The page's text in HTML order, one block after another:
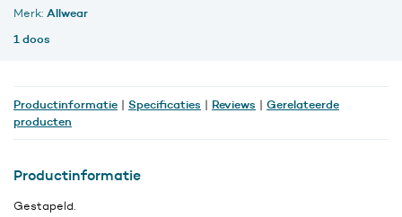
Blauw,
maat,
aantal
Merk: Allwear
1 doos
Productinformatie | Specificaties | Reviews | Gerelateerde
producten
Productinformatie
Gestapeld.